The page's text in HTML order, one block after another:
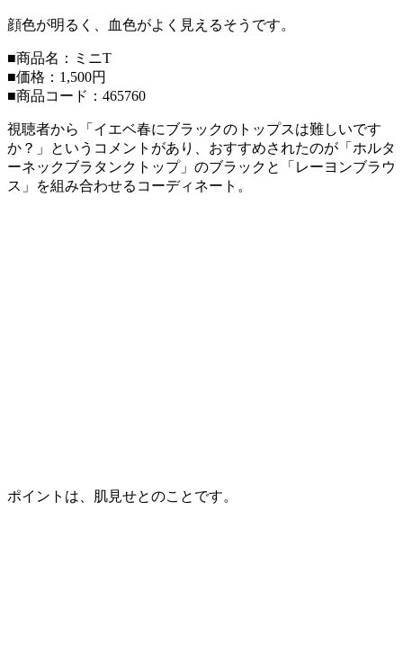
顔色が明るく、血色がよく見えるそうです。
■商品名：ミニT
■価格：1,500円
■商品コード：465760
視聴者から「イエベ春にブラックのトップスは難しいです
か？」というコメントがあり、おすすめされたのが「ホルタ
ーネックブラタンクトップ」のブラックと「レーヨンブラウ
ス」を組み合わせるコーディネート。
ポイントは、肌見せとのことです。